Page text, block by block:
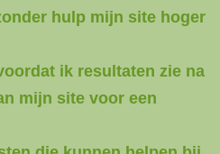
hulp mijn site hoger
ik resultaten zie na
mijn site voor een